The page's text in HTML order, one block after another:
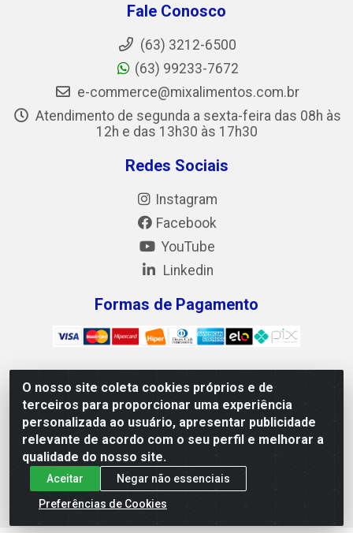
O nosso site coleta cookies próprios e de
terceiros para proporcionar uma experiência
personalizada ao usuário, apresentar publicidade
relevante de acordo com o seu perfil e melhorar a
qualidade do nosso site.
Aceitar
Negar não essenciais
Preferências de Cookies
Fale Conosco
(63) 3212-6500
(63) 99233-7672
e-commerce@mixalimentos.com.br
Atendimento de segunda a sexta-feira das 08h às
12h e das 13h30 às 17h30
Redes Sociais
Instagram
Facebook
YouTube
Linkedin
Formas de Pagamento
Mix Alimentos LTDA - Quadra Asr Ne 55 (412 Norte), Alameda
02, S/N - Plano Diretor Norte, Palmas/TO - CEP 77.006-540 -
CNPJ 05.922.500/0001-02